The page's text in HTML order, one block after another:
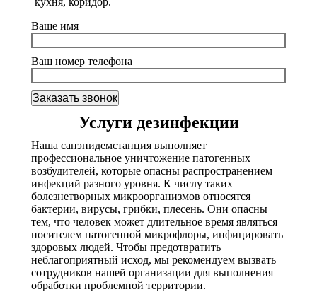
Ваше имя
Ваш номер телефона
Услуги дезинфекции
Наша санэпидемстанция выполняет
профессиональное уничтожение патогенных
возбудителей, которые опасны распространением
инфекций разного уровня. К числу таких
болезнетворных микроорганизмов относятся
бактерии, вирусы, грибки, плесень. Они опасны
тем, что человек может длительное время являться
носителем патогенной микрофлоры, инфицировать
здоровых людей. Чтобы предотвратить
неблагоприятный исход, мы рекомендуем вызвать
сотрудников нашей организации для выполнения
обработки проблемной территории.